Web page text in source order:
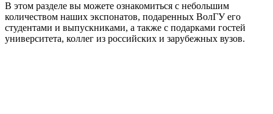
В этом разделе вы можете ознакомиться с небольшим
количеством наших экспонатов, подаренных ВолГУ его
студентами и выпускниками, а также с подарками гостей
университета, коллег из российских и зарубежных вузов.